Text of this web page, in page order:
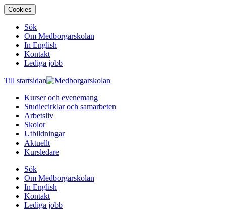
Cookies
Sök
Om Medborgarskolan
In English
Kontakt
Lediga jobb
Till startsidan
Kurser och evenemang
Studiecirklar och samarbeten
Arbetsliv
Skolor
Utbildningar
Aktuellt
Kursledare
Sök
Om Medborgarskolan
In English
Kontakt
Lediga jobb